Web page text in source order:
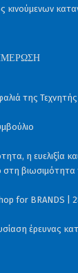
κινούμενων
της
παίζουν
στη βιωσιμότητα
for BRANDS |
έρευνας